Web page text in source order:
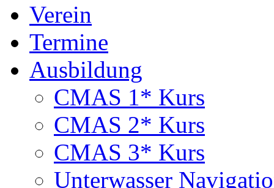
Verein
Termine
Ausbildung
CMAS 1* Kurs
CMAS 2* Kurs
CMAS 3* Kurs
Unterwasser